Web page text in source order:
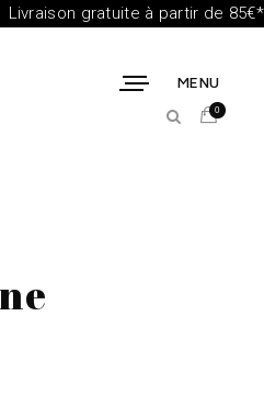
Livraison gratuite à partir de 85€*
MENU
0